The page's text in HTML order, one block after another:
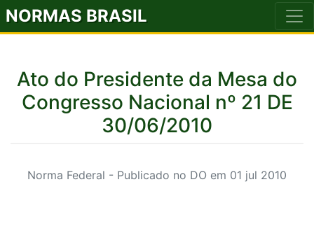
NORMAS BRASIL
Ato do Presidente da Mesa do
Congresso Nacional nº 21 DE
30/06/2010
Norma Federal - Publicado no DO em 01 jul 2010